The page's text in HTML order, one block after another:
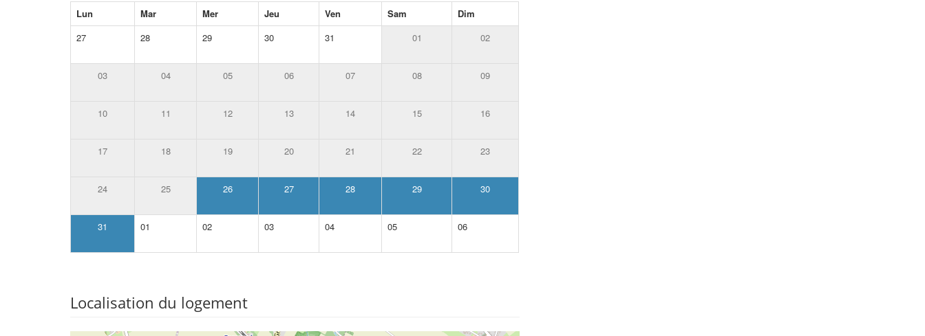
Lun Mar Mer Jeu Ven Sam
Dim
27
28 29 30 31 01 02
03 04 05 06 07 08 09
10 11 12 13 14 15 16
17 18 19 20 21 22 23
24 25 26 27 28 29 30
31 01 02 03 04 05 06
Localisation du logement